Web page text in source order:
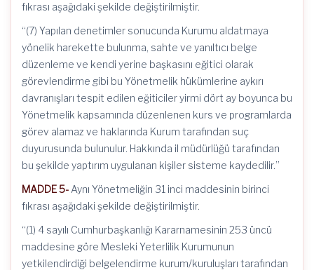
fıkrası aşağıdaki şekilde değiştirilmiştir.
“(7) Yapılan denetimler sonucunda Kurumu aldatmaya
yönelik harekette bulunma, sahte ve yanıltıcı belge
düzenleme ve kendi yerine başkasını eğitici olarak
görevlendirme gibi bu Yönetmelik hükümlerine aykırı
davranışları tespit edilen eğiticiler yirmi dört ay boyunca bu
Yönetmelik kapsamında düzenlenen kurs ve programlarda
görev alamaz ve haklarında Kurum tarafından suç
duyurusunda bulunulur. Hakkında il müdürlüğü tarafından
bu şekilde yaptırım uygulanan kişiler sisteme kaydedilir.”
MADDE 5- Aynı Yönetmeliğin 31 inci maddesinin birinci
fıkrası aşağıdaki şekilde değiştirilmiştir.
“(1) 4 sayılı Cumhurbaşkanlığı Kararnamesinin 253 üncü
maddesine göre Mesleki Yeterlilik Kurumunun
yetkilendirdiği belgelendirme kurum/kuruluşları tarafından